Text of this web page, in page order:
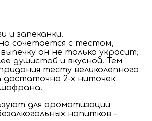
и запеканки.
сочетается с тестом,
он не только украсит,
душистой и вкусной. Тем
тесту великолепного
достаточно 2-х ниточек
для ароматизации
напитков –